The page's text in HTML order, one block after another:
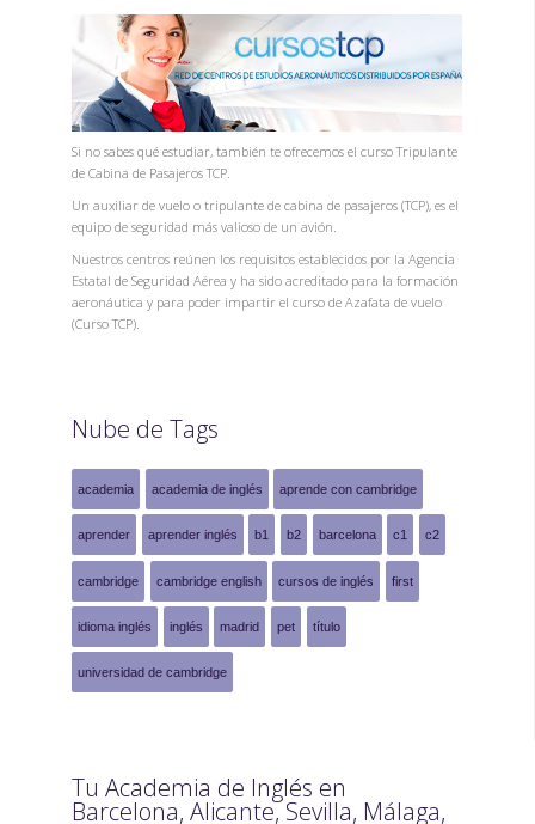
Si no sabes qué estudiar, también te ofrecemos el curso Tripulante
de Cabina de Pasajeros TCP.
Un auxiliar de vuelo o tripulante de cabina de pasajeros (TCP), es el
equipo de seguridad más valioso de un avión.
Nuestros centros reúnen los requisitos establecidos por la Agencia
Estatal de Seguridad Aérea y ha sido acreditado para la formación
aeronáutica y para poder impartir el curso de Azafata de vuelo
(Curso TCP).
Nube de Tags
academia academia de inglés aprende con cambridge
aprender aprender inglés b1 b2 barcelona c1 c2
cambridge cambridge english cursos de inglés first
idioma inglés inglés madrid pet título
universidad de cambridge
Tu Academia de Inglés en
Barcelona, Alicante, Sevilla, Málaga,